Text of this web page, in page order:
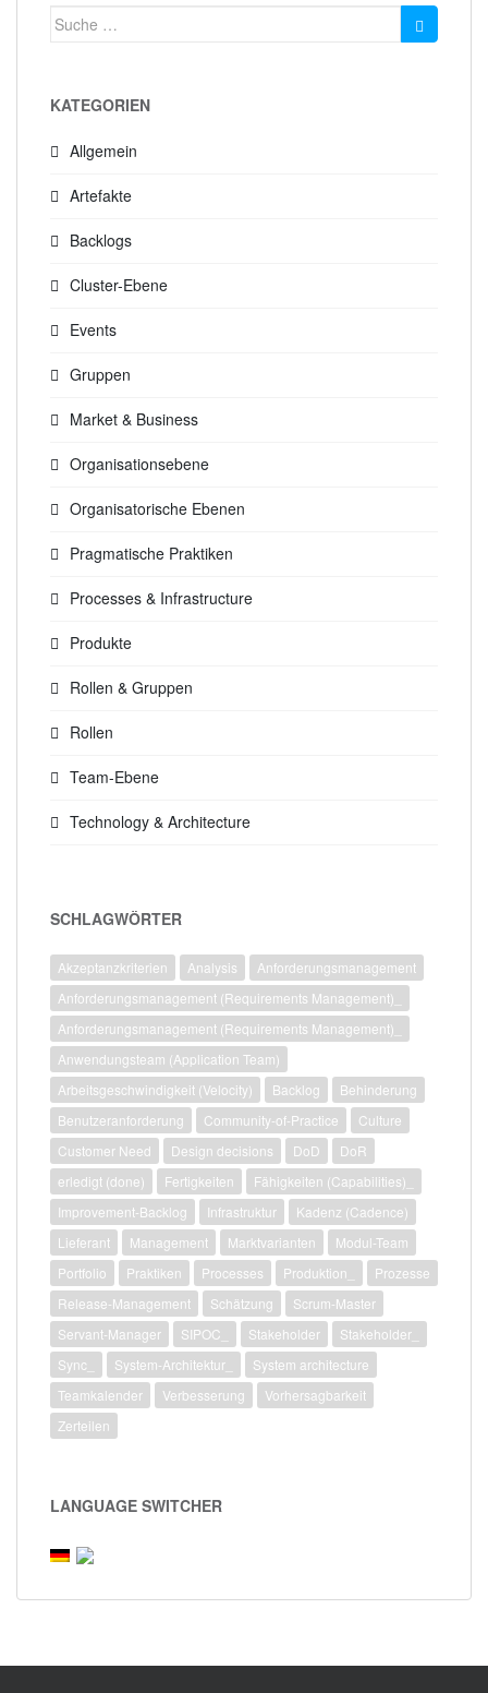
Suche
KATEGORIEN
Allgemein
Artefakte
Backlogs
Cluster-Ebene
Events
Gruppen
Market & Business
Organisationsebene
Organisatorische Ebenen
Pragmatische Praktiken
Processes & Infrastructure
Produkte
Rollen & Gruppen
Rollen
Team-Ebene
Technology & Architecture
SCHLAGWÖRTER
Akzeptanzkriterien Analysis
Anforderungsmanagement
Anforderungsmanagement (Requirements Management)_
Anforderungsmanagement (Requirements Management)_
Anwendungsteam (Application Team)
Arbeitsgeschwindigkeit (Velocity)
Backlog
Behinderung
Benutzeranforderung
Community-of-Practice
Culture
Customer Need
Design decisions DoD
DoR
erledigt (done)
Fertigkeiten
Fähigkeiten (Capabilities)_
Improvement-Backlog
Infrastruktur
Kadenz (Cadence)
Lieferant
Management Marktvarianten
Modul-Team
Portfolio
Praktiken Processes Produktion_
Prozesse
Release-Management
Schätzung
Scrum-Master
Servant-Manager
SIPOC_ Stakeholder
Stakeholder_
Sync_
System-Architektur_
System architecture
Teamkalender
Verbesserung
Vorhersagbarkeit
Zerteilen
LANGUAGE SWITCHER